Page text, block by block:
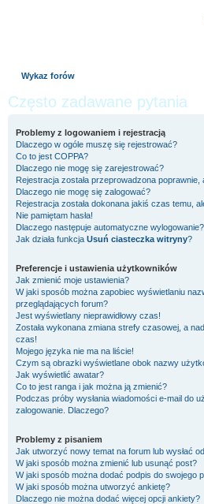
Wykaz forów
Często zadawane pytania
Problemy z logowaniem i rejestracją
Dlaczego w ogóle muszę się rejestrować?
Co to jest COPPA?
Dlaczego nie mogę się zarejestrować?
Rejestracja została przeprowadzona poprawnie,
Dlaczego nie mogę się zalogować?
Rejestracja została dokonana jakiś czas temu,
Nie pamiętam hasła!
Dlaczego następuje automatyczne wylogowanie?
Jak działa funkcja Usuń ciasteczka witryny?
Preferencje i ustawienia użytkowników
Jak zmienić moje ustawienia?
W jaki sposób można zapobiec wyświetlaniu
przeglądających forum?
Jest wyświetlany nieprawidłowy czas!
Została wykonana zmiana strefy czasowej, a
czas!
Mojego języka nie ma na liście!
Czym są obrazki wyświetlane obok nazwy
Jak wyświetlić awatar?
Co to jest ranga i jak można ją zmienić?
Podczas próby wysłania wiadomości e-mail do
zalogowanie. Dlaczego?
Problemy z pisaniem
Jak utworzyć nowy temat na forum lub wysłać
W jaki sposób można zmienić lub usunąć post?
W jaki sposób można dodać podpis do swojego
W jaki sposób można utworzyć ankietę?
Dlaczego nie można dodać więcej opcji ankiety?